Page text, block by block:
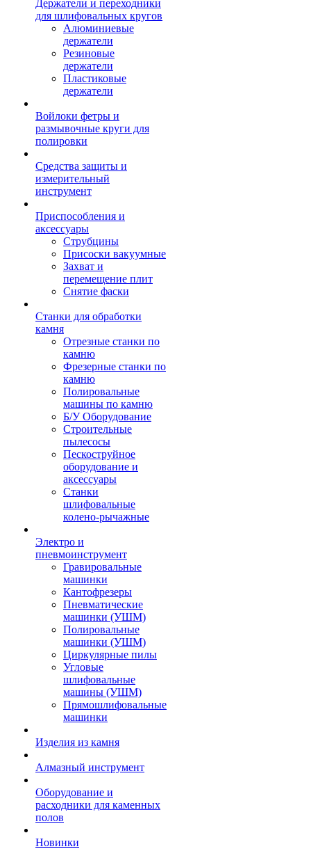
Держатели и переходники
для шлифовальных кругов
Алюминиевые
держатели
Резиновые
держатели
Пластиковые
держатели
Войлоки фетры и
размывочные круги для
полировки
Средства защиты и
измерительный
инструмент
Приспособления и
аксессуары
Струбцины
Присоски вакуумные
Захват и
перемещение плит
Снятие фаски
Станки для обработки
камня
Отрезные станки по
камню
Фрезерные станки по
камню
Полировальные
машины по камню
Б/У Оборудование
Строительные
пылесосы
Пескоструйное
оборудование и
аксессуары
Станки
шлифовальные
колено-рычажные
Электро и
пневмоинструмент
Гравировальные
машинки
Кантофрезеры
Пневматические
машинки (УШМ)
Полировальные
машинки (УШМ)
Циркулярные пилы
Угловые
шлифовальные
машины (УШМ)
Прямошлифовальные
машинки
Изделия из камня
Алмазный инструмент
Оборудование и
расходники для каменных
полов
Новинки